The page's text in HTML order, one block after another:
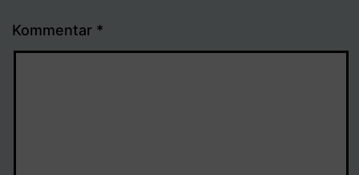
Kommentar *